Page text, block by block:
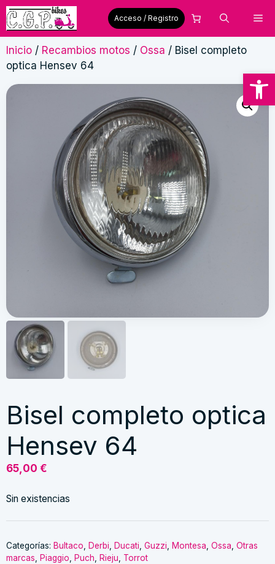
Abrir
Saltar
al
contenido
Acceso / Registro
Inicio / Recambios motos / Ossa / Bisel completo
optica Hensev 64
Bisel completo optica
Hensev 64
65,00 €
Sin existencias
Categorías: Bultaco Derbi Ducati Guzzi Montesa Ossa Otras
marcas
Piaggio Puch Rieju
Torrot